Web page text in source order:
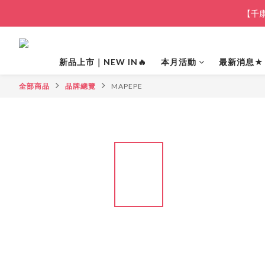
【
新品上市｜NEW IN🔥 本月活動 最新消息★
全部商品 品牌總覽 MAPEPE